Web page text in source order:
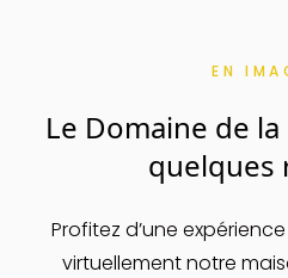
EN
Le Domaine de
quelques
Profitez d’une
virtuellement notre